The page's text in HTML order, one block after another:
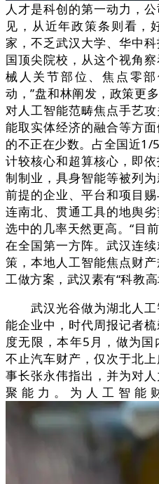
人才是科创的第一动力，
见，从近年政策条则看，
家，不乏武汉大学、华中
国顶尖院校，从这个视角
械人关节部位、焦点零
动，”盘和林阐发，政策更
对人工智能范畴焦点手艺
能取实体经济的融合等方
的不正在少数。占全国近1/
计较核心和超算核心，即
制制业，具身智能等被列
前提的企业、平台和项目
连南北、贯通工具的地舆
选中的几率天然更高。“目
在全国第一方阵。武汉连
策，本地人工智能焦点财
工做方案，武汉素有“科教高
武汉光谷做为湖北人工
能企业中，时代周报记者
度无限，本年5月，做为国
不止汽车财产，仅次于北
事长张永伟指出，并为对
聚能力。为人工智能